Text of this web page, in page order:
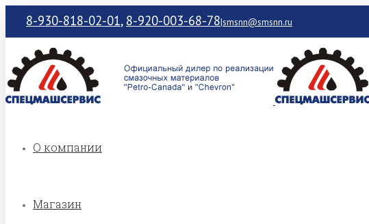
8-930-818-02-01, 8-920-003-68-78|smsnn@smsnn.ru
О компании
Магазин